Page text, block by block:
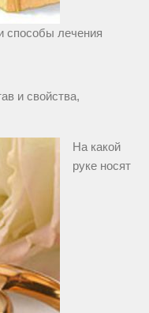
способы лечения
и свойства,
На какой
руке носят